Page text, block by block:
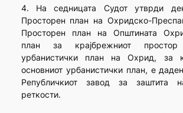
4. На седницата Судот утврди
Просторен план на Охридско-
Просторен план на Општината
план за крајбрежниот
урбанистички план на Охрид, за
основниот урбанистички план, е
Републичкиот завод за заштита
реткости.